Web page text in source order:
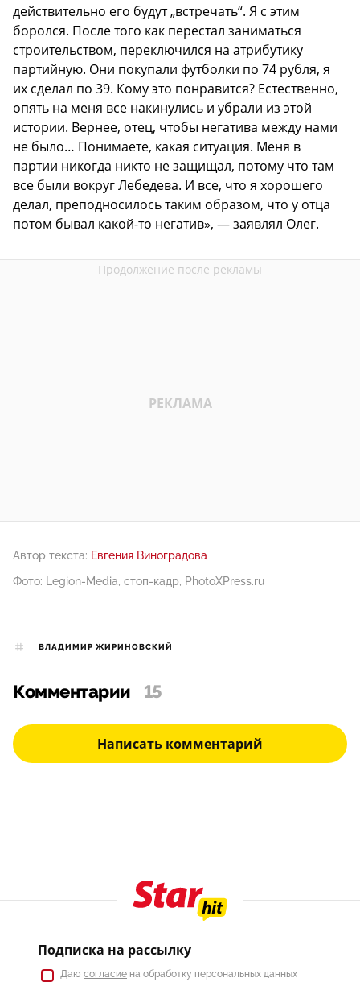
действительно его будут „встречать“. Я с этим
боролся. После того как перестал заниматься
строительством, переключился на атрибутику
партийную. Они покупали футболки по 74 рубля, я
их сделал по 39. Кому это понравится? Естественно,
опять на меня все накинулись и убрали из этой
истории. Вернее, отец, чтобы негатива между нами
не было… Понимаете, какая ситуация. Меня в
партии никогда никто не защищал, потому что там
все были вокруг Лебедева. И все, что я хорошего
делал, преподносилось таким образом, что у отца
потом бывал какой-то негатив», — заявлял Олег.
Автор текста: Евгения Виноградова
Фото: Legion-Media, стоп-кадр, PhotoXPress.ru
ВЛАДИМИР ЖИРИНОВСКИЙ
Комментарии 15
Написать комментарий
Подписка на рассылку
Даю согласие на обработку персональных данных